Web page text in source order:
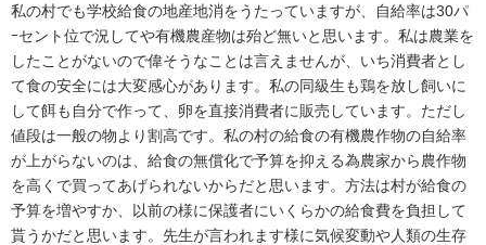
私の村でも学校給食の地産地消をうたっていますが、自給率は30パ
ｰセント位で況してや有機農産物は殆ど無いと思います。私は農業を
したことがないので偉そうなことは言えませんが、いち消費者とし
て食の安全には大変感心があります。私の同級生も鶏を放し飼いに
して餌も自分で作って、卵を直接消費者に販売しています。ただし
値段は一般の物より割高です。私の村の給食の有機農作物の自給率
が上がらないのは、給食の無償化で予算を抑える為農家から農作物
を高くで買ってあげられないからだと思います。方法は村が給食の
予算を増やすか、以前の様に保護者にいくらかの給食費を負担して
貰うかだと思います。先生が言われます様に気候変動や人類の生存